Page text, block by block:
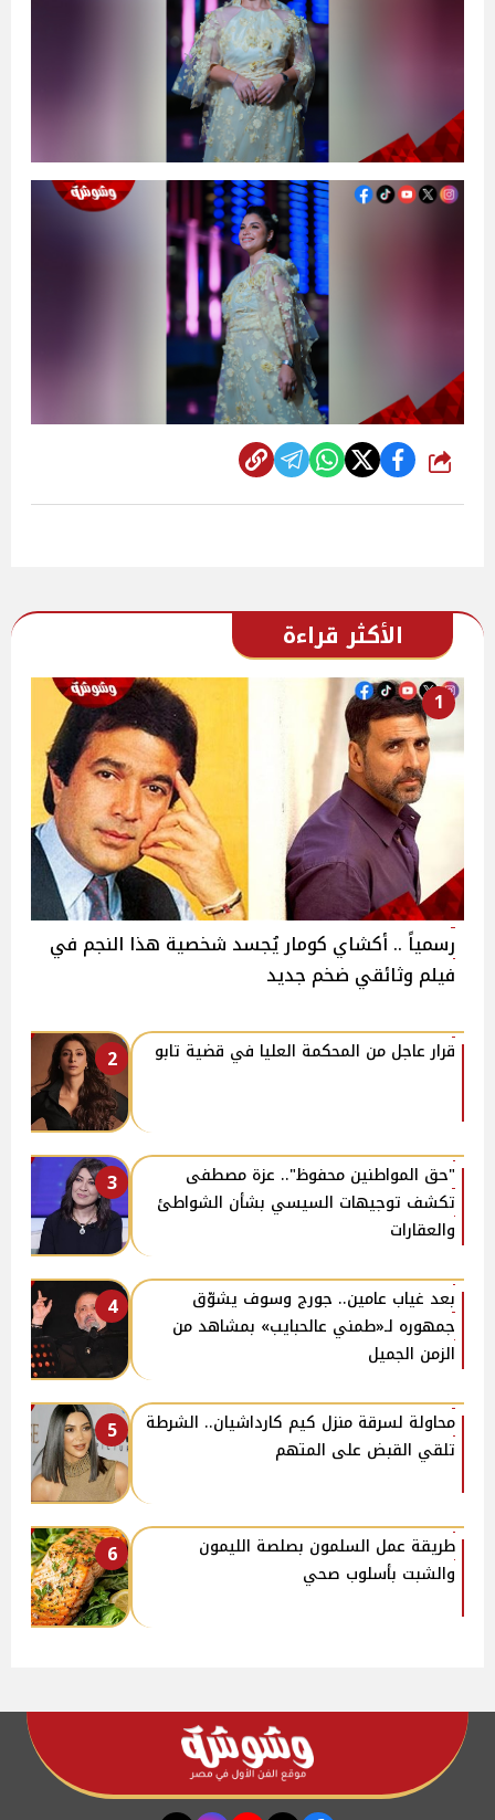
شارك
الأكثر قراءة
1
رسمياً .. أكشاي كومار يُجسد شخصية هذا النجم في
فيلم وثائقي ضخم جديد
2 قرار عاجل من المحكمة العليا في قضية تابو
3
"حق المواطنين محفوظ".. عزة مصطفى
تكشف توجيهات السيسي بشأن الشواطئ
والعقارات
4
بعد غياب عامين.. جورج وسوف يشوّق
جمهوره لـ«طمني عالحبايب» بمشاهد من
الزمن الجميل
5
محاولة لسرقة منزل كيم كارداشيان.. الشرطة
تلقي القبض على المتهم
6
طريقة عمل السلمون بصلصة الليمون
والشبت بأسلوب صحي